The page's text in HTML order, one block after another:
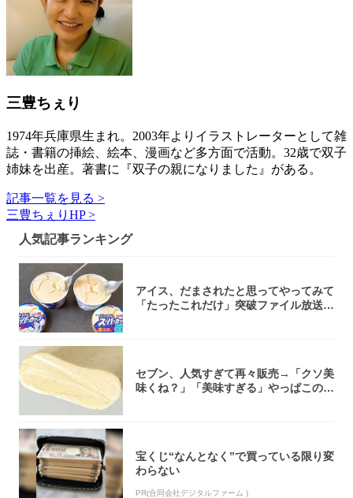
三豊ちぇり
1974年兵庫県生まれ。2003年よりイラストレーターとして雑
誌・書籍の挿絵、絵本、漫画など多方面で活動。32歳で双子
姉妹を出産。著書に『双子の親になりました』がある。
記事一覧を見る >
三豊ちぇりHP >
人気記事ランキング
アイス、だまされたと思ってやってみて
「たったこれだけ」突破ファイル放送で
セブン、人気すぎて再々販売→「クソ美
味くね？」「美味すぎる」やっぱこのク
宝くじ“なんとなく”で買っている限り変
わらない
PR(合同会社デジタルファーム )